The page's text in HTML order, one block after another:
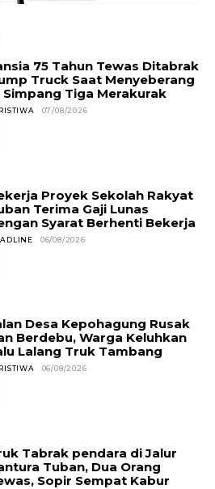
75 Tahun Tewas Ditabrak
Truck Saat Menyeberang
Simpang Tiga Merakurak
07/08/2026
Proyek Sekolah Rakyat
Terima Gaji Lunas
Syarat Berhenti Bekerja
06/08/2026
Desa Kepohagung Rusak
Berdebu, Warga Keluhkan
Lalang Truk Tambang
06/08/2026
Tabrak pendara di Jalur
Tuban, Dua Orang
Sopir Sempat Kabur